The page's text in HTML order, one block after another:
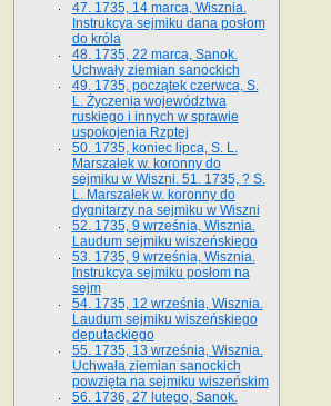
47. 1735, 14 marca, Wisznia.
Instrukcya sejmiku dana posłom
do króla
48. 1735, 22 marca, Sanok.
Uchwały ziemian sanockich
49. 1735, początek czerwca, S.
L. Życzenia województwa
ruskiego i innych w sprawie
uspokojenia Rzptej
50. 1735, koniec lipca, S. L.
Marszałek w. koronny do
sejmiku w Wiszni. 51. 1735, ? S.
L. Marszałek w. koronny do
dygnitarzy na sejmiku w Wiszni
52. 1735, 9 września, Wisznia.
Laudum sejmiku wiszeńskiego
53. 1735, 9 września, Wisznia.
Instrukcya sejmiku posłom na
sejm
54. 1735, 12 września, Wisznia.
Laudum sejmiku wiszeńskiego
deputackiego
55. 1735, 13 września, Wisznia.
Uchwała ziemian sanockich
powzięta na sejmiku wiszeńskim
56. 1736, 27 lutego, Sanok.